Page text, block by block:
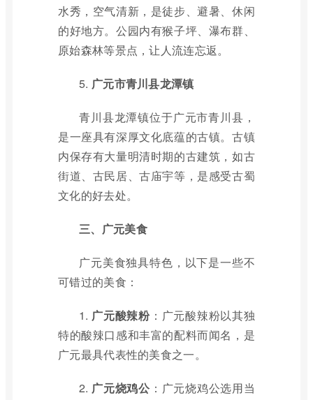
水秀，空气清新，是徒步、避暑、休闲
的好地方。公园内有猴子坪、瀑布群、
原始森林等景点，让人流连忘返。
5. 广元市青川县龙潭镇
青川县龙潭镇位于广元市青川县，
是一座具有深厚文化底蕴的古镇。古镇
内保存有大量明清时期的古建筑，如古
街道、古民居、古庙宇等，是感受古蜀
文化的好去处。
三、广元美食
广元美食独具特色，以下是一些不
可错过的美食：
1. 广元酸辣粉：广元酸辣粉以其独
特的酸辣口感和丰富的配料而闻名，是
广元最具代表性的美食之一。
2. 广元烧鸡公 ：广元烧鸡公选用当